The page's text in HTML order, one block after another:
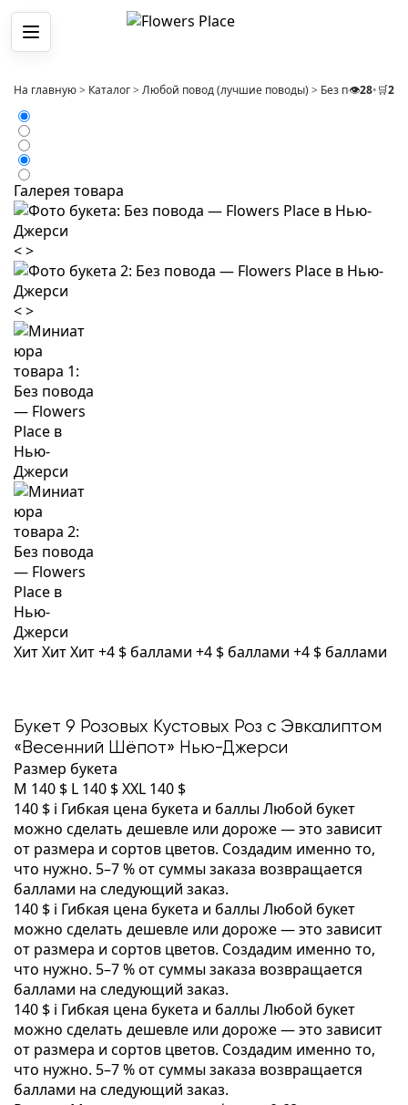
Меню
На главную> Каталог> Любой повод (лучшие поводы) > Без повода>
👁️28•🛒2
Галерея товара
<>
<>
ХитХитХит+4 $ баллами +4 $ баллами +4 $ баллами
Букет 9 Розовых Кустовых Роз с Эвкалиптом
«Весенний Шёпот» Нью-Джерси
Размер букета
M 140 $ L 140 $XXL 140 $
140 $ i Гибкая цена букета и баллыЛюбой букет
можно сделать дешевле или дороже — это зависит
от размера и сортов цветов. Создадим именно то,
что нужно. 5–7 % от суммы заказа возвращается
баллами на следующий заказ.
140 $ i Гибкая цена букета и баллыЛюбой букет
можно сделать дешевле или дороже — это зависит
от размера и сортов цветов. Создадим именно то,
что нужно. 5–7 % от суммы заказа возвращается
баллами на следующий заказ.
140 $ i Гибкая цена букета и баллыЛюбой букет
можно сделать дешевле или дороже — это зависит
от размера и сортов цветов. Создадим именно то,
что нужно. 5–7 % от суммы заказа возвращается
баллами на следующий заказ.